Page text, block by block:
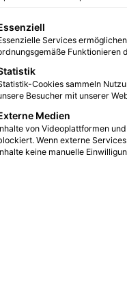
ein
eine Liste der Service-
Services
Funktionieren
Cookies sammeln
Besucher mit unserer
Medien
von Videoplattformen
Wenn externe
keine manuelle